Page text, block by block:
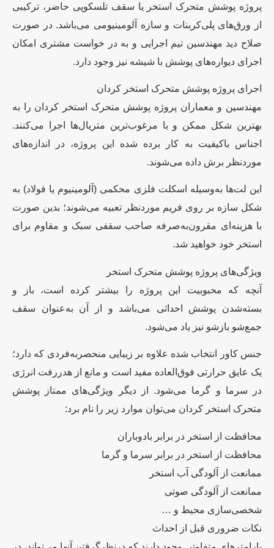
پروژه پوشش متحرک استخر یا سقف تلسکوپی حاضر، ترکیبی
از ورق‌های پلی‌کربنات و سازه آلومینیومی می‌باشد. در صورت
صلاح دید مهندسین تیم اجرایی و به در خواست مشتری امکان
اجرای دیواره‌های پوشش با شیشه نیز وجود دارد.
اجرای پروژه پوشش متحرک استخر کردان
مهندسین و معماران پروژه پوشش متحرک استخر کردان را به
بهترین شکل ممکن و با مرغوب‌ترین متریال‌ها اجرا می‌کنند.
اجناس باکیفیت به کار برده شده این پروژه، در اندازه‌های
موردنظر برش داده می‌شوند.
این لت‌ها به‌وسیله اسکلت فلزی محکمی (آلومینیوم یا فولاد) به
شکل سازه بر روی فریم موردنظر تعبیه می‌شوند؛ بدین صورت
با هزینه‌ای مقرون‌به‌صرفه صاحب سقفی سبک و مقاوم برای
استخر خود خواهید شد.
ویژگی‌های پروژه پوشش متحرک استخر
آنچه که محبوبیت این پروژه را بیشتر کرده است، باز و
بسته‌شدن پوشش احداثی می‌باشد و از آن به‌عنوان سقف
جمع‌شو بازشو نیز یاد می‌شود.
جنس کاور انتخاب شده علاوه بر زیبایی منحصربه‌فردی که دارد؛
یک عایق حرارتی فوق‌العاده مفید است و مانع از هدررفت انرژی
در سرما و گرما می‌شود. از دیگر ویژگی‌های ممتاز پوشش
متحرک استخر کردان می‌توان موارد زیر را نام برد:
محافظت از استخر در برابر بادوباران
محافظت از استخر در برابر سرما و گرما
ممانعت از آلودگی آب استخر
ممانعت از آلودگی صوتی
شخصی‌سازی محیط و …
نکات ضروری قبل از احداث